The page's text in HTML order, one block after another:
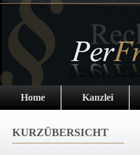
Home Kanzlei
KURZÜBERSICHT